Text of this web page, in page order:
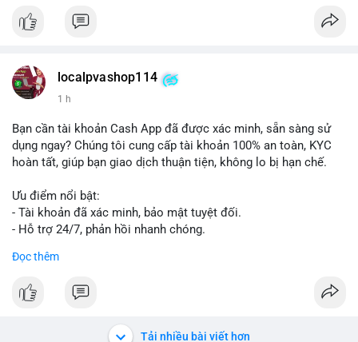
📰 Nguồn: Cointelegraph
localpvashop114
1 h
Bạn cần tài khoản Cash App đã được xác minh, sẵn sàng sử
dụng ngay? Chúng tôi cung cấp tài khoản 100% an toàn, KYC
hoàn tất, giúp bạn giao dịch thuận tiện, không lo bị hạn chế.
Ưu điểm nổi bật:
- Tài khoản đã xác minh, bảo mật tuyệt đối.
- Hỗ trợ 24/7, phản hồi nhanh chóng.
nay:
✈️ Telegram: @localpvashop
Đọc thêm
Tải nhiều bài viết hơn